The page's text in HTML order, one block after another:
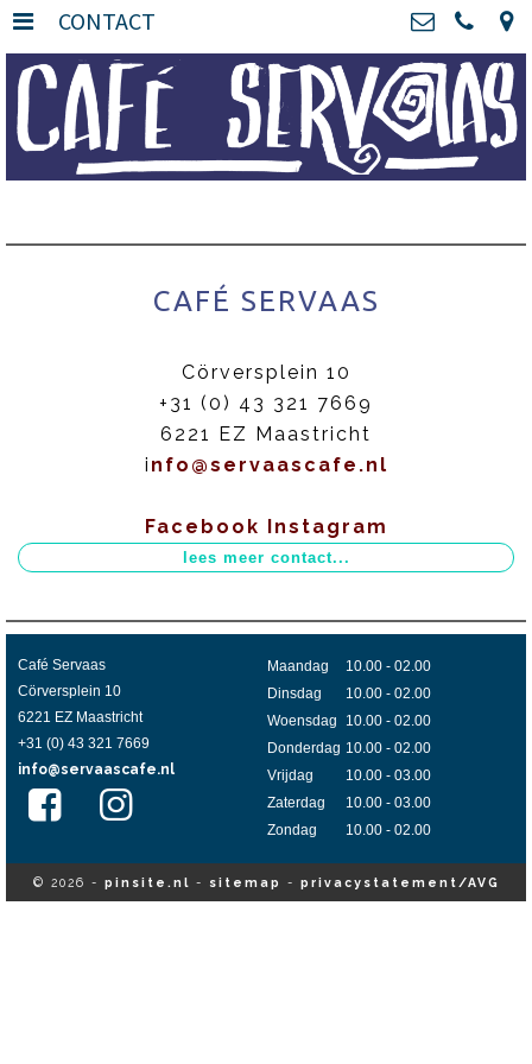
HOME >
OVER ONS
BISTRO SERVAAS >
>
Café Servaas
Cörversplein 10, 6221
EZ Maastricht
+31 (0) 43 321 7669
BTWnr: NL860075758B01
CONTACT
CAFÉ SERVAAS
Cörversplein 10
+31 (0) 43 321 7669
6221 EZ Maastricht
i nfo@servaascafe.nl
Facebook Instagram
Café Servaas
Cörversplein 10
6221 EZ Maastricht
+31 (0) 43 321 7669
info@servaascafe.nl
Maandag
10.00 - 02.00
Dinsdag
10.00 - 02.00
Woensdag
10.00 - 02.00
Donderdag 10.00 - 02.00
Vrijdag
10.00 - 03.00
Zaterdag
10.00 - 03.00
Zondag
10.00 - 02.00
© 2026 - pinsite.nl - sitemap - privacystatement/AVG